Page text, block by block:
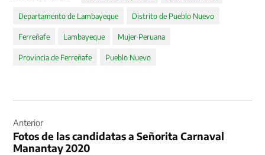
Departamento de Lambayeque Distrito de Pueblo Nuevo
Ferreñafe Lambayeque Mujer Peruana
Provincia de Ferreñafe Pueblo Nuevo
de
entradas
Anterior
Fotos de las candidatas a Señorita Carnaval
Manantay 2020